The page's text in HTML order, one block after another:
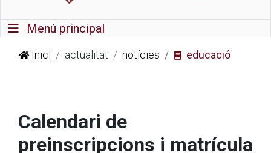
Commutador de navegació
Menú principal
Inici actualitat notícies educació
Calendari de
preinscripcions i matrícula